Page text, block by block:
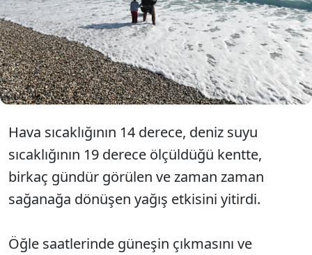
saatlerinde güneşin yüzünü göstermesini
fırsat bilenler sahillerde yoğunluk
oluşturdu, bazıları denizde yüzdü.
Hava sıcaklığının 14 derece, deniz suyu
sıcaklığının 19 derece ölçüldüğü kentte,
birkaç gündür görülen ve zaman zaman
sağanağa dönüşen yağış etkisini yitirdi.
Öğle saatlerinde güneşin çıkmasını ve